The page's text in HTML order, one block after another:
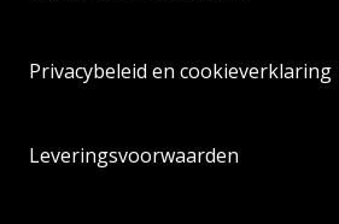
Privacybeleid en cookieverklaring
Leveringsvoorwaarden